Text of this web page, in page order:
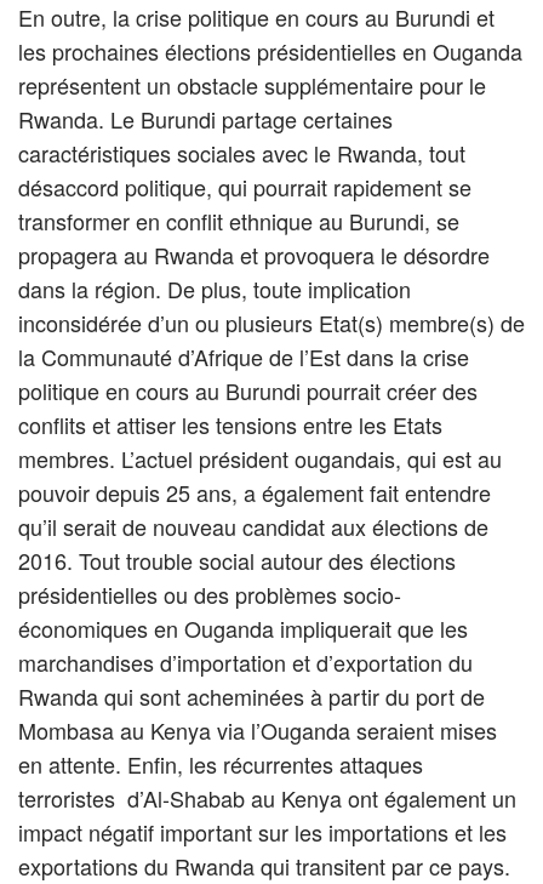
En outre, la crise politique en cours au Burundi et
les prochaines élections présidentielles en Ouganda
représentent un obstacle supplémentaire pour le
Rwanda. Le Burundi partage certaines
caractéristiques sociales avec le Rwanda, tout
désaccord politique, qui pourrait rapidement se
transformer en conflit ethnique au Burundi, se
propagera au Rwanda et provoquera le désordre
dans la région. De plus, toute implication
inconsidérée d’un ou plusieurs Etat(s) membre(s) de
la Communauté d’Afrique de l’Est dans la crise
politique en cours au Burundi pourrait créer des
conflits et attiser les tensions entre les Etats
membres. L’actuel président ougandais, qui est au
pouvoir depuis 25 ans, a également fait entendre
qu’il serait de nouveau candidat aux élections de
2016. Tout trouble social autour des élections
présidentielles ou des problèmes socio-
économiques en Ouganda impliquerait que les
marchandises d’importation et d’exportation du
Rwanda qui sont acheminées à partir du port de
Mombasa au Kenya via l’Ouganda seraient mises
en attente. Enfin, les récurrentes attaques
terroristes d’Al-Shabab au Kenya ont également un
impact négatif important sur les importations et les
exportations du Rwanda qui transitent par ce pays.